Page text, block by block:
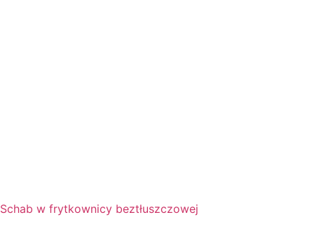
Schab w frytkownicy beztłuszczowej